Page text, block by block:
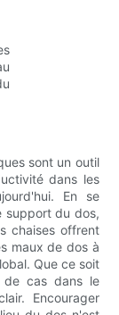
sont un outil
dans les
En se
support du dos,
chaises offrent
maux de dos à
Que ce soit
de cas dans le
Encourager